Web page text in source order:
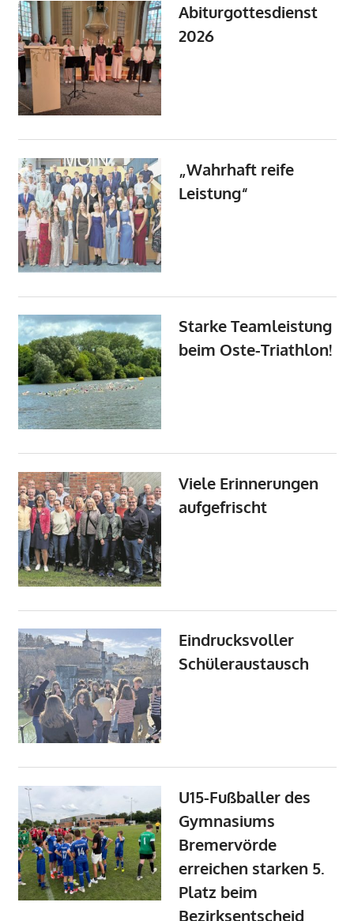
Abiturgottesdienst
2026
„Wahrhaft reife
Leistung“
Starke Teamleistung
beim Oste-Triathlon!
Viele Erinnerungen
aufgefrischt
Eindrucksvoller
Schüleraustausch
U15-Fußballer des
Gymnasiums
Bremervörde
erreichen starken 5.
Platz beim
Bezirksentscheid